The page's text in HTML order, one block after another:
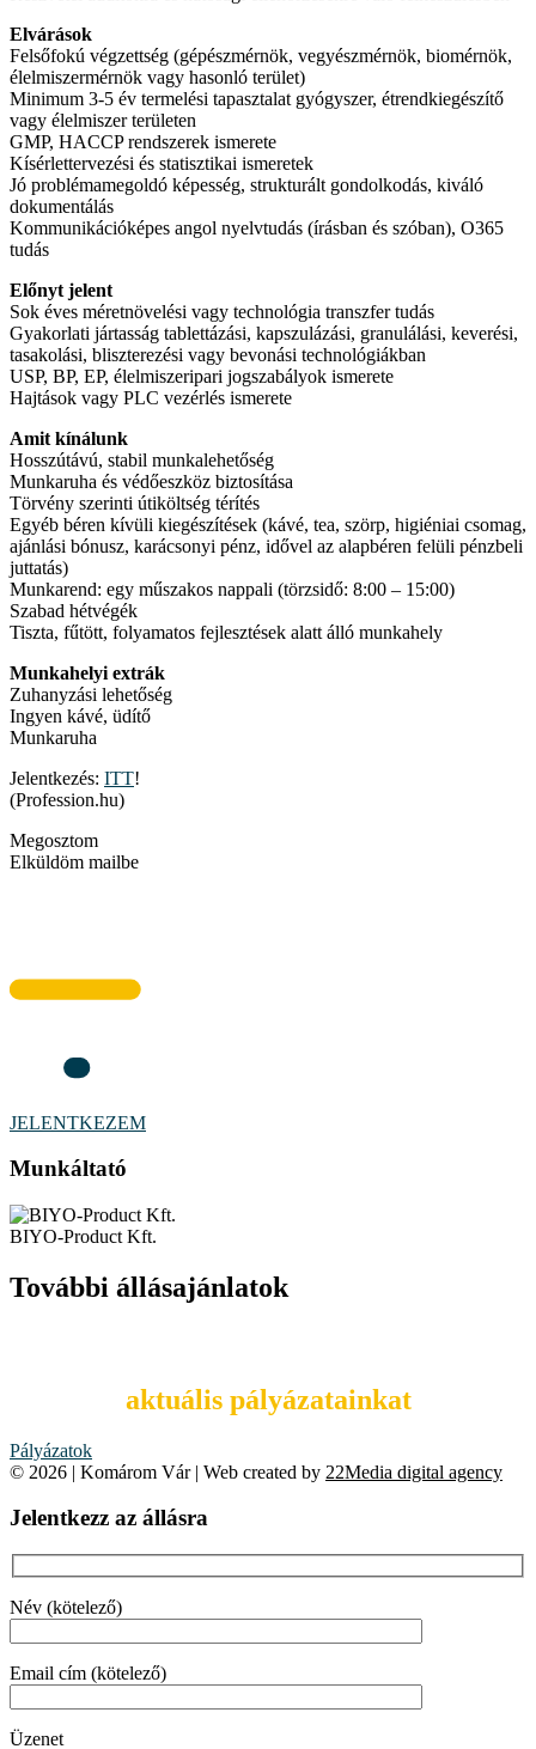
Elvárások
Felsőfokú végzettség (gépészmérnök, vegyészmérnök, biomérnök,
élelmiszermérnök vagy hasonló terület)
Minimum 3-5 év termelési tapasztalat gyógyszer, étrendkiegészítő
vagy élelmiszer területen
GMP, HACCP rendszerek ismerete
Kísérlettervezési és statisztikai ismeretek
Jó problémamegoldó képesség, strukturált gondolkodás, kiváló
dokumentálás
Kommunikációképes angol nyelvtudás (írásban és szóban), O365
tudás
Előnyt jelent
Sok éves méretnövelési vagy technológia transzfer tudás
Gyakorlati jártasság tablettázási, kapszulázási, granulálási, keverési,
tasakolási, bliszterezési vagy bevonási technológiákban
USP, BP, EP, élelmiszeripari jogszabályok ismerete
Hajtások vagy PLC vezérlés ismerete
Amit kínálunk
Hosszútávú, stabil munkalehetőség
Munkaruha és védőeszköz biztosítása
Törvény szerinti útiköltség térítés
Egyéb béren kívüli kiegészítések (kávé, tea, szörp, higiéniai csomag,
ajánlási bónusz, karácsonyi pénz, idővel az alapbéren felüli pénzbeli
juttatás)
Munkarend: egy műszakos nappali (törzsidő: 8:00 – 15:00)
Szabad hétvégék
Tiszta, fűtött, folyamatos fejlesztések alatt álló munkahely
Munkahelyi extrák
Zuhanyzási lehetőség
Ingyen kávé, üdítő
Munkaruha
Jelentkezés: ITT!
(Profession.hu)
Megosztom
Elküldöm mailbe
JELENTKEZEM
Munkáltató
BIYO-Product Kft.
További állásajánlatok
aktuális pályázatainkat
Pályázatok
© 2026 | Komárom Vár | Web created by 22Media digital agency
Jelentkezz az állásra
Név (kötelező)
Email cím (kötelező)
Üzenet